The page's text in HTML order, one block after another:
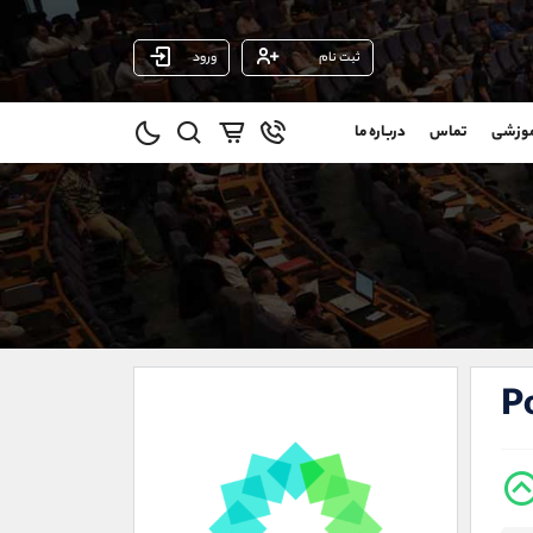
ثبت نام ورود
تماس درباره ما
(ایمان پوراسماعیلی)
09927779040
واتساپ شروع گفتگو
تلگرام @Armteam_admin_por
021-22021030
021-22021040
@alirezamehrabi_com
@alirezamehrabi_official